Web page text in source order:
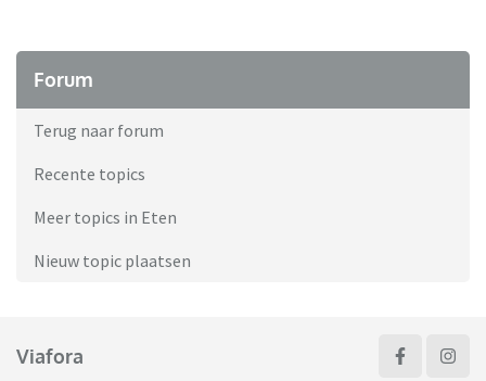
Forum
Terug naar forum
Recente topics
Meer topics in Eten
Nieuw topic plaatsen
Viafora